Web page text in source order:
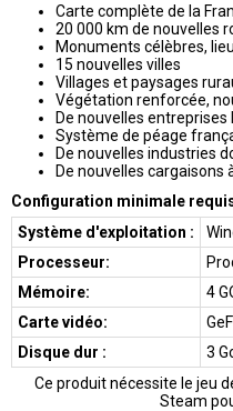
Carte complète de la
20 000 km de nouvelles
Monuments célèbres,
15 nouvelles villes
Villages et paysages
Végétation renforcée,
De nouvelles
Système de péage
De nouvelles industries
De nouvelles cargaisons
Configuration minimale
Système d'exploitation :
Processeur:
Mémoire:
4
Carte vidéo:
Disque dur :
3
Ce produit nécessite le jeu
Steam